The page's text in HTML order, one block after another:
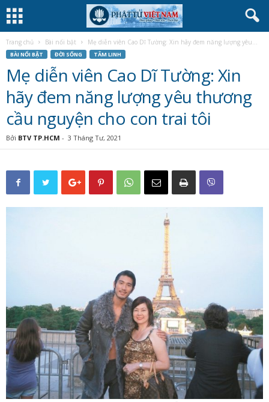
Trang chủ Bài nổi bật Mẹ diễn viên Cao Dĩ Tường: Xin hãy đem năng lượng yêu...
BÀI NỔI BẬT ĐỜI SỐNG TÂM LINH
Mẹ diễn viên Cao Dĩ Tường: Xin
hãy đem năng lượng yêu thương
cầu nguyện cho con trai tôi
Bởi BTV TP.HCM - 3 Tháng Tư, 2021